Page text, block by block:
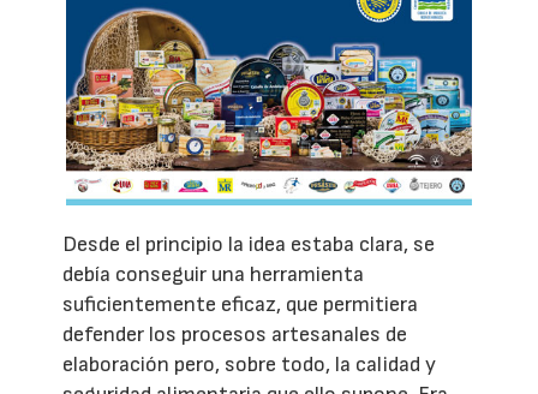
Desde el principio la idea estaba clara, se
debía conseguir una herramienta
suficientemente eficaz, que permitiera
defender los procesos artesanales de
elaboración pero, sobre todo, la calidad y